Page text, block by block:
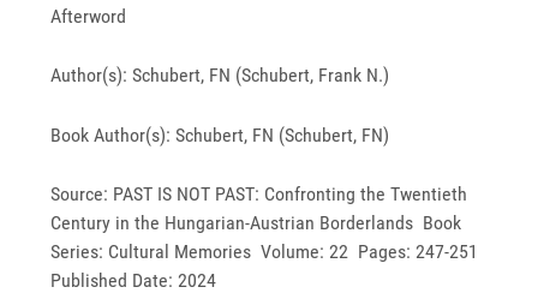
Afterword
Author(s): Schubert, FN (Schubert, Frank N.)
Book Author(s): Schubert, FN (Schubert, FN)
Source: PAST IS NOT PAST: Confronting the Twentieth
Century in the Hungarian-Austrian Borderlands Book
Series: Cultural Memories Volume: 22 Pages: 247-251
Published Date: 2024